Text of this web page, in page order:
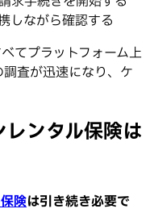
しながら確認する
てプラットフォーム上
査が迅速になり、ケ
ンタル保険は
険は引き続き必要で